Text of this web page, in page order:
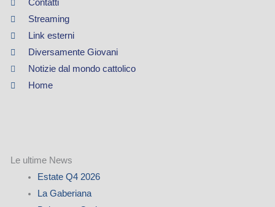
Contatti
Streaming
Link esterni
Diversamente Giovani
Notizie dal mondo cattolico
Home
Le ultime News
Estate Q4 2026
La Gaberiana